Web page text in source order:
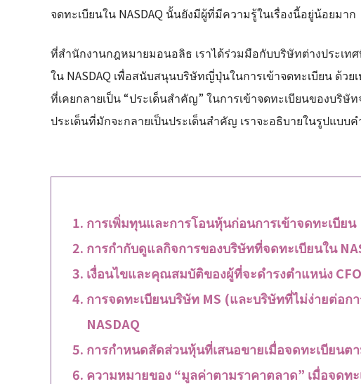
จดทะเบียนใน NASDAQ นั้นยังมีผู้ที่มีความรู้ในเรื่องนี้อยู่น้อยมาก
ที่สำนักงานกฎหมายมอนอลิธ เราได้ร่วมมือกับบริษัทต่างประเท
ใน NASDAQ เพื่อสนับสนุนบริษัทญี่ปุ่นในการเข้าจดทะเบียน ด้วย
ที่เคยกลายเป็น “ประเด็นสำคัญ” ในการเข้าจดทะเบียนของบริ
ประเด็นที่มักจะกลายเป็นประเด็นสำคัญ เราจะอธิบายในรูปแบบ
การเพิ่มทุนและการโอนหุ้นก่อนการเข้าจดทะเบียน
การกำกับดูแลกิจการของบริษัทที่จดทะเบียนใน
เงื่อนไขและคุณสมบัติของผู้ที่จะดำรงตำแหน่ง CFO
การจดทะเบียนบริษัท MS (และบริษัทที่ไม่ง่ายต่อ
NASDAQ
การกำหนดสัดส่วนหุ้นที่เสนอขายเมื่อจดทะเบียนต
ความหมายของ “มูลค่าตามราคาตลาด” เมื่อจดท